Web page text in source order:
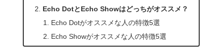
Echo DotとEcho Showはどっちがオススメ？
Echo Dotがオススメな人の特徴5選
Echo Showがオススメな人の特徴5選